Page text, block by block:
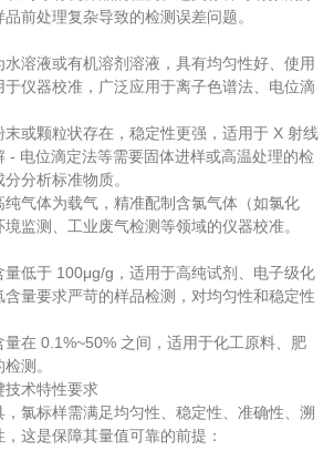
前处理复杂导致的检测误差问题。
液或有机溶剂溶液，具有均匀性好、使用
仪器校准，广泛应用于离子色谱法、电位滴
颗粒状存在，稳定性更强，适用于 X 射线
- 电位滴定法等需要固体进样或高温处理的检
分析标准物质。
气体为载气，精准配制含氯气体（如氯化
监测、工业废气检测等领域的仪器校准。
低于 100μg/g，适用于高纯试剂、电子级化
量要求严苛的样品检测，对均匀性和稳定性
在 0.1%~50% 之间，适用于化工原料、肥
测。
术特性要求
标样需满足均匀性、稳定性、准确性、溯
这是保障其量值可靠的前提：